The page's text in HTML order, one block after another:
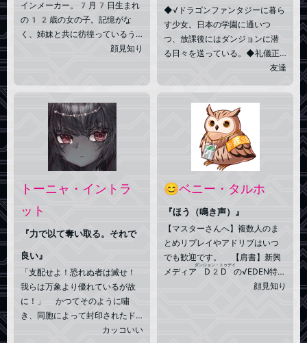
インメーカー。7月7日生まれ
の12歳の女の子。記憶がな
く、姉妹と共に彷徨っているう
ちに芋煮庭にやってきた。例の
顔見知り
◆√ドラゴンファンタジーに暮ら
す少女。日本の学園に通いつ
つ、放課後にはダンジョンに潜
る日々を送っている。◆礼儀正
しく溌剌とした性格。親しみの
は、亡き父の後を引き継ぐよう
に冒険者になった。自ら体験し
たダンジョンの実態は、伝聞以
上に彼女の心を魅了している。
◆父の形見の精霊銃と、雷の魔
弾を駆使して戦う。
友達
トーニャ・イントラ
ット
『力で以て奪い取る。それで
良い』
「支配せよ！恐れぬ者は滅せ！
我らは万象より優れているが故
に！」 かつてそのように嘯
き、同胞によって封印されたド
ラゴン。今やその権能は失わ
カッコいい
😊ベニー・タルホ
『ほう（鳴き声）』
【マスターさんへ】複数人のま
とめリプレイやアドリブはいつ
でも歓迎です。 【肩書】新興
メディア
D2D
ダンジョン・トゥデイ
の√EDEN特派
員。 【上司からの評価】前向
顔見知り